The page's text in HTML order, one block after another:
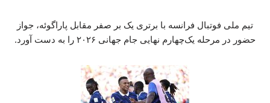
تیم ملی فوتبال فرانسه با برتری یک بر صفر مقابل پاراگوئه، جواز
حضور در مرحله یک‌چهارم نهایی جام جهانی ۲۰۲۶ را به دست آورد.